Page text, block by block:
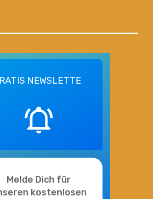
NEWSLETTE
Melde Dich für
kostenlosen